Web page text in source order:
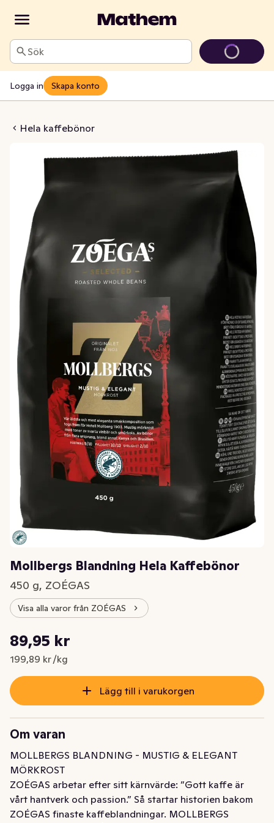
Sök
Logga in Skapa konto
Hela kaffebönor
Hela Kaffebönor
Mollbergs Blandning Hela Kaffebönor
450 g, ZOÉGAS
Visa alla varor från ZOÉGAS
Nuvarande pris är: 89,95 kr
89,95 kr
199,89 kr /kg
Styckpris: 199,89 kr /kg
Lägg till i varukorgen
Om varan
MOLLBERGS BLANDNING - MUSTIG & ELEGANT
MÖRKROST
ZOÉGAS arbetar efter sitt kärnvärde: ”Gott kaffe är
vårt hantverk och passion.” Så startar historien bakom
ZOÉGAS finaste kaffeblandningar. MOLLBERGS